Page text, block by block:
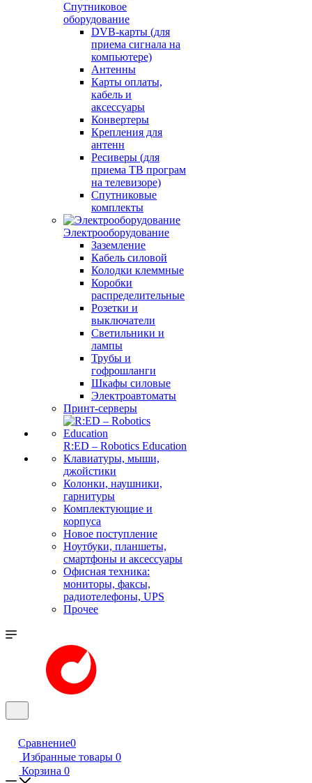
Спутниковое
оборудование
DVB-карты (для
приема сигнала на
компьютере)
Антенны
Карты оплаты,
кабель и
аксессуары
Конвертеры
Крепления для
антенн
Ресиверы (для
приема ТВ програм
на телевизоре)
Спутниковые
комплекты
Электрооборудование
Заземление
Кабель силовой
Колодки клеммные
Коробки
распределительные
Розетки и
выключатели
Светильники и
лампы
Трубы и
гофрошланги
Шкафы силовые
Электроавтоматы
Принт-серверы
R:ED – Robotics Education
Клавиатуры, мыши,
джойстики
Колонки, наушники,
гарнитуры
Комплектующие и
корпуса
Новое поступление
Ноутбуки, планшеты,
смартфоны и аксессуары
Офисная техника:
мониторы, факсы,
радиотелефоны, UPS
Прочее
Сравнение0
Избранные товары 0
Корзина 0